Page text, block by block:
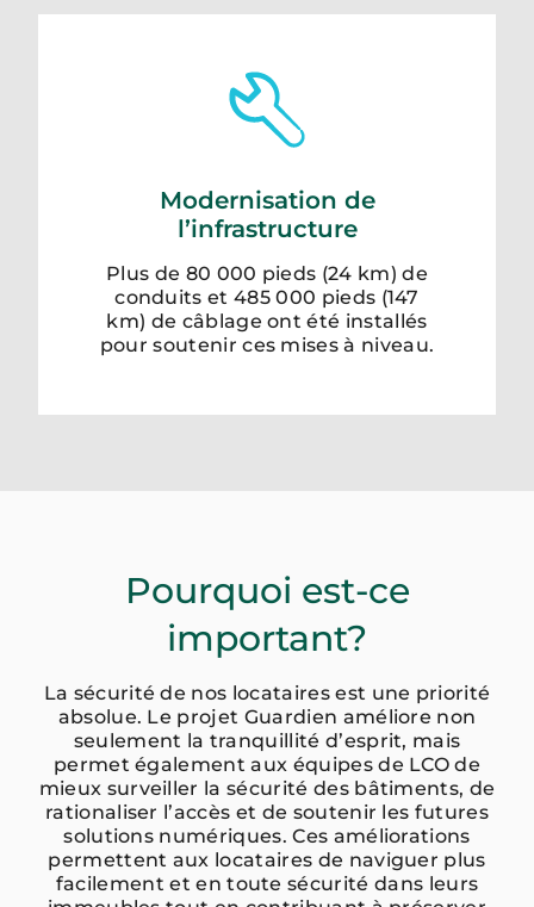
Modernisation de
l’infrastructure
Plus de 80 000 pieds (24 km) de
conduits et 485 000 pieds (147
km) de câblage ont été installés
pour soutenir ces mises à niveau.
Pourquoi est-ce
important?
La sécurité de nos locataires est une priorité
absolue. Le projet Guardien améliore non
seulement la tranquillité d’esprit, mais
permet également aux équipes de LCO de
mieux surveiller la sécurité des bâtiments, de
rationaliser l’accès et de soutenir les futures
solutions numériques. Ces améliorations
permettent aux locataires de naviguer plus
facilement et en toute sécurité dans leurs